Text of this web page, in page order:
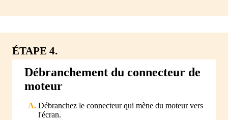
ÉTAPE 4.
Débranchement du connecteur de
moteur
Débranchez le connecteur qui mène du moteur vers
l'écran.